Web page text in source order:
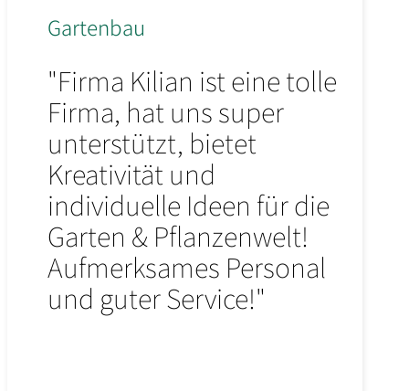
Gartenbau
"Firma Kilian ist eine tolle
Firma, hat uns super
unterstützt, bietet
Kreativität und
individuelle Ideen für die
Garten & Pflanzenwelt!
Aufmerksames Personal
und guter Service!"